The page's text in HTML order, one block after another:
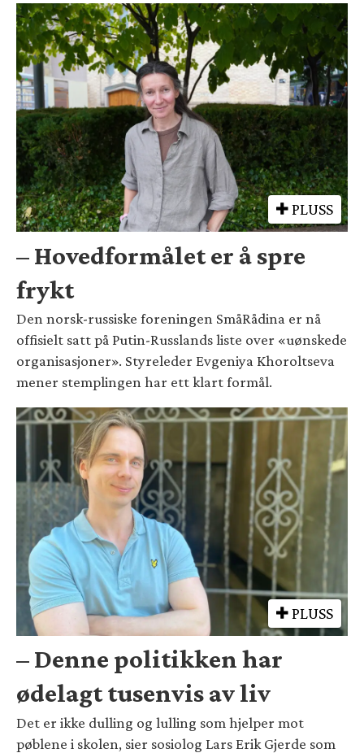
PLUSS
– Hovedformålet er å spre
frykt
Den norsk-russiske foreningen SmåRådina er nå
offisielt satt på Putin-Russlands liste over «uønskede
organisasjoner». Styreleder Evgeniya Khoroltseva
mener stemplingen har ett klart formål.
PLUSS
– Denne politikken har
ødelagt tusenvis av liv
Det er ikke dulling og lulling som hjelper mot
pøblene i skolen, sier sosiolog Lars Erik Gjerde som